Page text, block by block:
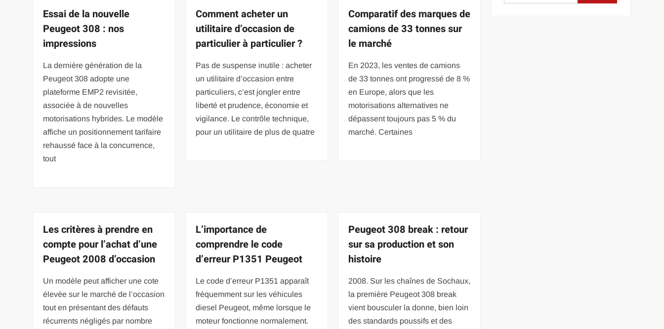
Essai de la nouvelle
Peugeot 308 : nos
impressions
La dernière génération de la
Peugeot 308 adopte une
plateforme EMP2 revisitée,
associée à de nouvelles
motorisations hybrides. Le modèle
affiche un positionnement tarifaire
rehaussé face à la concurrence,
tout
Comment acheter un
utilitaire d’occasion de
particulier à particulier ?
Pas de suspense inutile : acheter
un utilitaire d’occasion entre
particuliers, c’est jongler entre
liberté et prudence, économie et
vigilance. Le contrôle technique,
pour un utilitaire de plus de quatre
Comparatif des marques de
camions de 33 tonnes sur
le marché
En 2023, les ventes de camions
de 33 tonnes ont progressé de 8 %
en Europe, alors que les
motorisations alternatives ne
dépassent toujours pas 5 % du
marché. Certaines
Les critères à prendre en
compte pour l’achat d’une
Peugeot 2008 d’occasion
Un modèle peut afficher une cote
élevée sur le marché de l’occasion
tout en présentant des défauts
récurrents négligés par nombre
L’importance de
comprendre le code
d’erreur P1351 Peugeot
Le code d’erreur P1351 apparaît
fréquemment sur les véhicules
diesel Peugeot, même lorsque le
moteur fonctionne normalement.
Peugeot 308 break : retour
sur sa production et son
histoire
2008. Sur les chaînes de Sochaux,
la première Peugeot 308 break
vient bousculer la donne, bien loin
des standards poussifs et des